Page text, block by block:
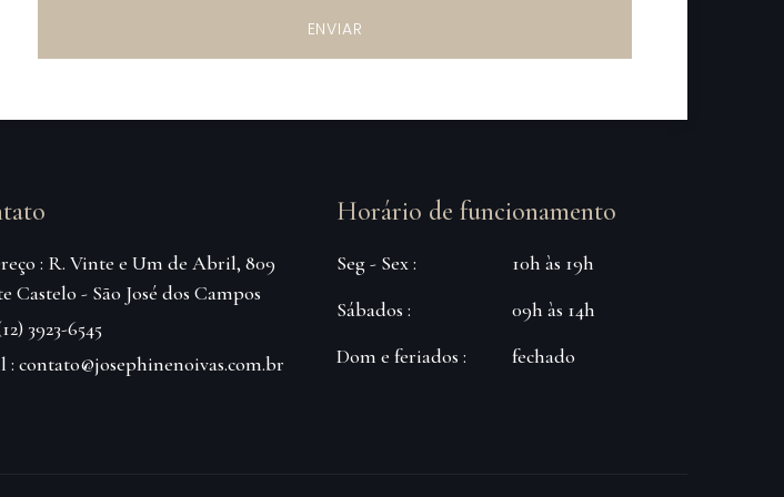
ENVIAR
: R. Vinte e Um de Abril, 809
Castelo - São José dos Campos
3923-6545
: contato@josephinenoivas.com.br
Horário de funcionamento
Seg - Sex :
Sábados :
Dom e feriados :
10h às 19h
09h às 14h
fechado